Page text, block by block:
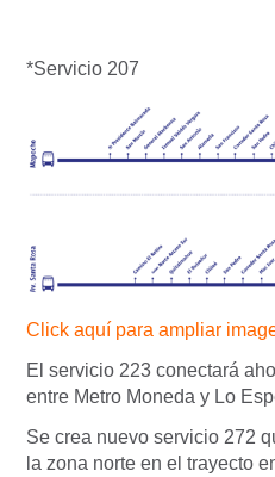
*Servicio 207
Click aquí para ampliar
El servicio 223 conectará
entre Metro Moneda y Lo
Se crea nuevo servicio 272
la zona norte en el trayecto